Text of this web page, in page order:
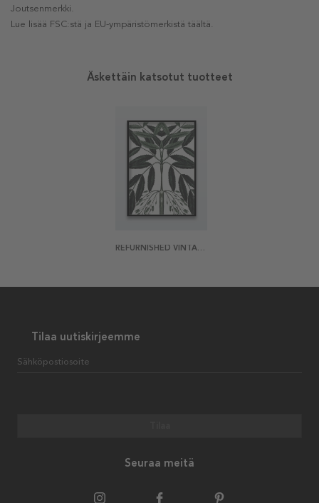
Joutsenmerkki.
Lue lisää FSC:stä ja EU-ympäristömerkistä täältä.
Äskettäin katsotut tuotteet
REFURNISHED VINTAGE HERB REFLECTION JULISTE
Tilaa uutiskirjeemme
Sähköpostiosoite
Seuraa meitä